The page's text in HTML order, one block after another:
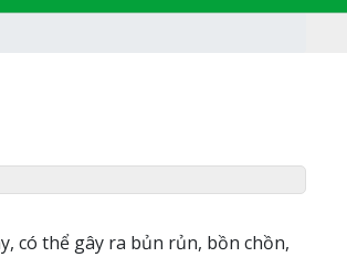
có thể gây ra bủn rủn, bồn chồn,